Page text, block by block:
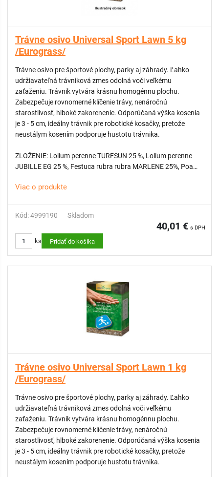
Trávne osivo Universal Sport Lawn 5 kg
/Eurograss/
Trávne osivo pre športové plochy, parky aj záhrady. Ľahko
udržiavateľná trávniková zmes odolná voči veľkému
zaťaženiu. Trávnik vytvára krásnu homogénnu plochu.
Zabezpečuje rovnomerné klíčenie trávy, nenáročnú
starostlivosť, hlboké zakorenenie. Odporúčaná výška kosenia
je 3 - 5 cm, ideálny trávnik pre robotické kosačky, pretože
neustálym kosením podporuje hustotu trávnika.
ZLOŽENIE: Lolium perenne TURFSUN 25 %, Lolium perenne
JUBILLE EG 25 %, Festuca rubra rubra MARLENE 25%, Poa
BALENIE: 1 kg na cca 40 m2
Viac o produkte
Kód: 4999190 Skladom
40,01 € s DPH
ks Pridať do košíka
Trávne osivo Universal Sport Lawn 1 kg
/Eurograss/
Trávne osivo pre športové plochy, parky aj záhrady. Ľahko
udržiavateľná trávniková zmes odolná voči veľkému
zaťaženiu. Trávnik vytvára krásnu homogénnu plochu.
Zabezpečuje rovnomerné klíčenie trávy, nenáročnú
starostlivosť, hlboké zakorenenie. Odporúčaná výška kosenia
je 3 - 5 cm, ideálny trávnik pre robotické kosačky, pretože
neustálym kosením podporuje hustotu trávnika.